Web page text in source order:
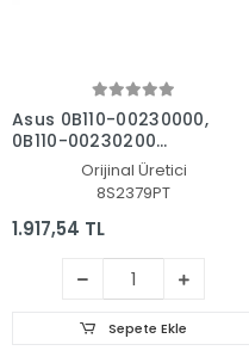
Asus 0B110-00230000,
0B110-00230200
Notebook Batarya - Pil
Orijinal Üretici
8S2379PT
1.917,54 TL
Sepete Ekle